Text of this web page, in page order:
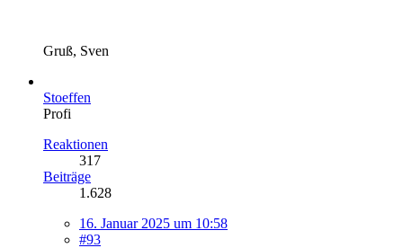
Gruß, Sven
Stoeffen
Profi
Reaktionen
317
Beiträge
1.628
16. Januar 2025 um 10:58
#93